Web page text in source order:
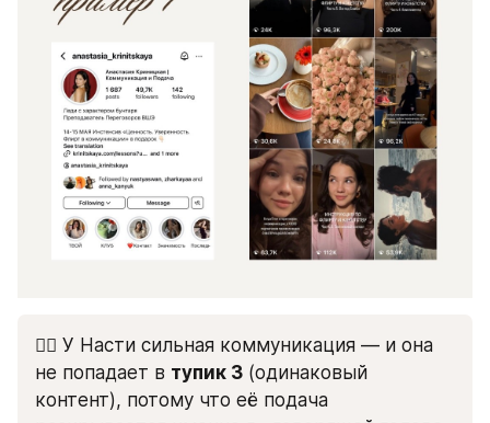
👉🏻 У Насти сильная коммуникация — и она
не попадает в тупик 3 (одинаковый
контент), потому что её подача